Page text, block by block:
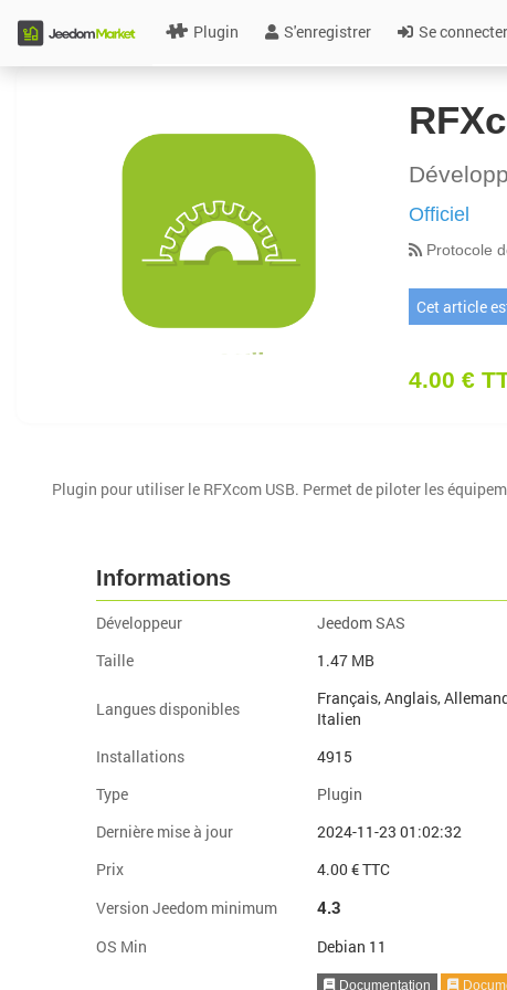
Plugin S'enregistrer Se connecter
Officiel
Protocole
Cet article
4.00 €
Plugin pour utiliser le RFXcom USB. Permet de piloter les
Informations
Développeur
Jeedom SAS
Taille
1.47 MB
Langues disponibles
Français, Anglais,
Italien
Installations
4915
Type
Plugin
Dernière mise à jour
2024-11-23 01:02:32
Prix
4.00 € TTC
Version Jeedom minimum
4.3
OS Min Debian 11
Documentation